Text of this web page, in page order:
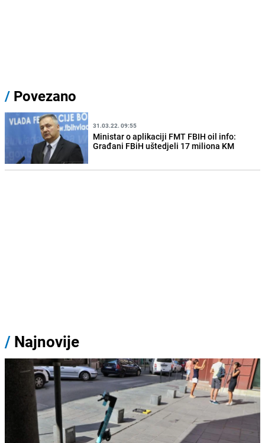
/ Povezano
31.03.22. 09:55
Ministar o aplikaciji FMT FBIH oil info:
Građani FBiH uštedjeli 17 miliona KM
/ Najnovije